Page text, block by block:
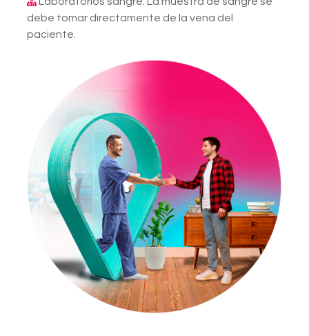
debe tomar directamente de la vena del
paciente.